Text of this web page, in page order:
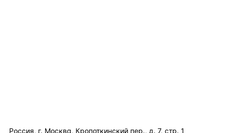
Россия, г. Москва, Кропоткинский пер., д. 7, стр. 1